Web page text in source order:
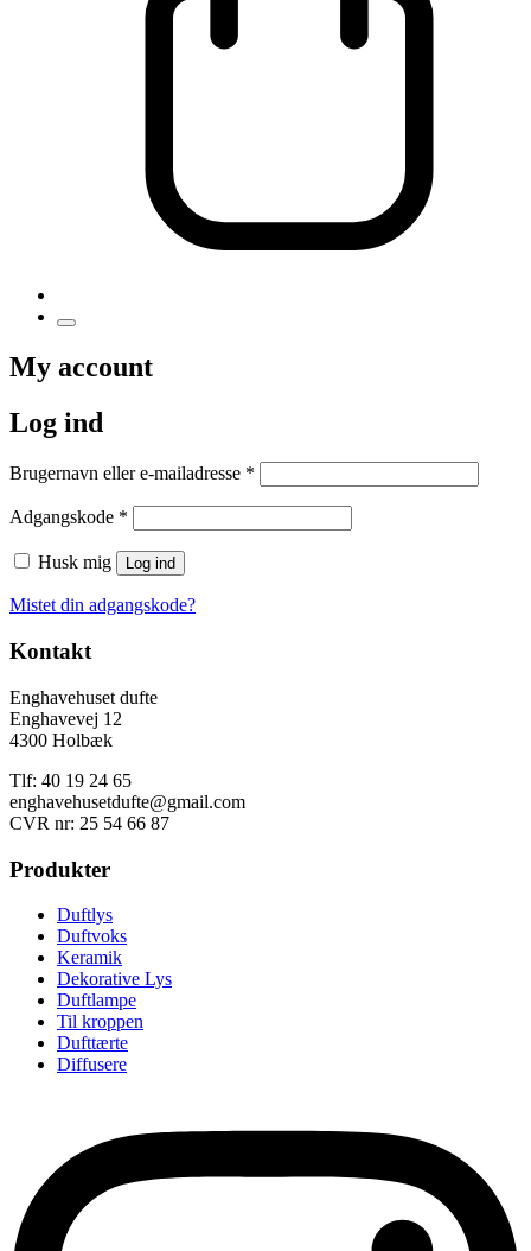
My account
Log ind
Brugernavn eller e-mailadresse *
Adgangskode *
Husk mig Log ind
Mistet din adgangskode?
Kontakt
Enghavehuset dufte
Enghavevej 12
4300 Holbæk
Tlf: 40 19 24 65
enghavehusetdufte@gmail.com
CVR nr: 25 54 66 87
Produkter
Duftlys
Duftvoks
Keramik
Dekorative Lys
Duftlampe
Til kroppen
Dufttærte
Diffusere